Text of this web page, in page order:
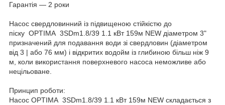
Гарантія — 2 роки
Насос свердловинний із підвищеною стійкістю до
піску OPTIMA 3SDm1.8/39 1.1 кВт 159м NEW діаметром 3"
призначений для подавання води зі свердловин (діаметром
від 3 | або 76 мм) і відкритих водойм із глибиною більш ніж 9
м, коли використання поверхневого насоса неможливе або
нецільоване.
Принцип роботи:
Насос OPTIMA 3SDm1.8/39 1.1 кВт 159м NEW складається з